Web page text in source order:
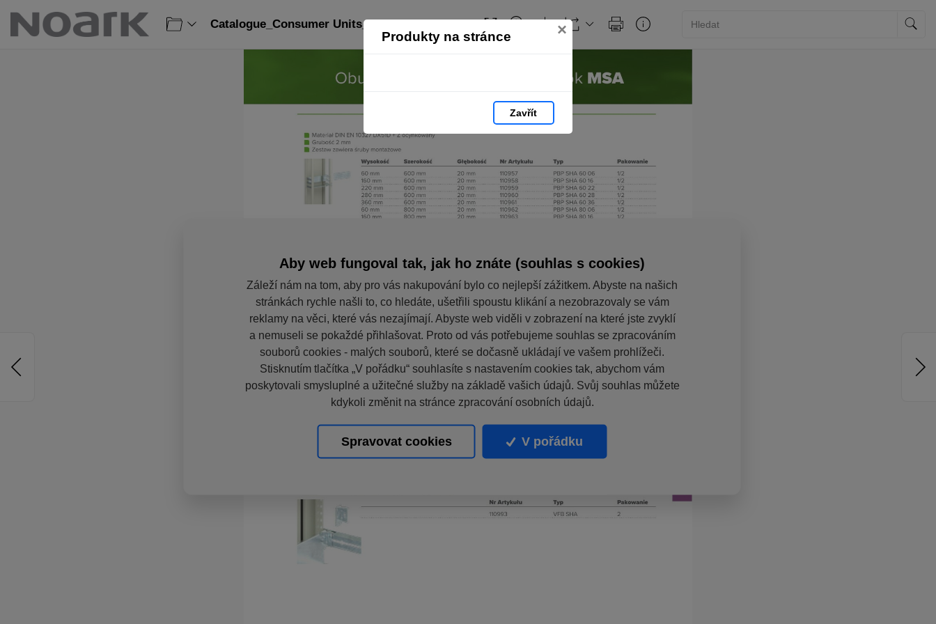
Produkty na stránce ×
Zavřít
Catalogue_Consumer Units_PL: strana 111
Aby web fungoval tak, jak ho znáte (souhlas s cookies)
Záleží nám na tom, aby pro vás nakupování bylo co nejlepší zážitkem. Abyste na našich
stránkách rychle našli to, co hledáte, ušetřili spoustu klikání a nezobrazovaly se vám
reklamy na věci, které vás nezajímají. Abyste web viděli v zobrazení na které jste zvyklí
a nemuseli se pokaždé přihlašovat. Proto od vás potřebujeme souhlas se zpracováním
souborů cookies - malých souborů, které se dočasně ukládají ve vašem prohlížeči.
Stisknutím tlačítka „V pořádku“ souhlasíte s nastavením cookies tak, abychom vám
poskytovali smysluplné a užitečné služby na základě vašich údajů. Svůj souhlas můžete
kdykoli změnit na stránce zpracování osobních údajů.
Spravovat cookies V pořádku